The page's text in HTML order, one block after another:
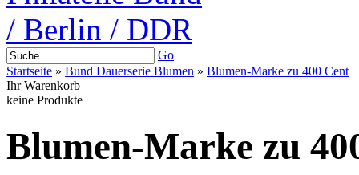
Go
Startseite » Bund Dauerserie Blumen » Blumen-Marke zu 400 Cent
Ihr Warenkorb
keine Produkte
Blumen-Marke zu